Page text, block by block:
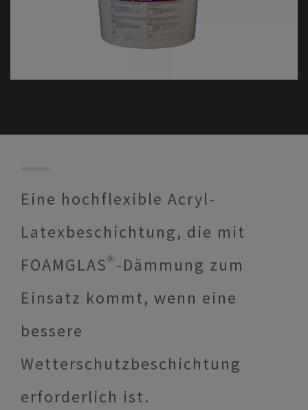
Eine hochflexible Acryl-
Latexbeschichtung, die mit
FOAMGLAS®-Dämmung zum
Einsatz kommt, wenn eine
bessere
Wetterschutzbeschichtung
erforderlich ist.